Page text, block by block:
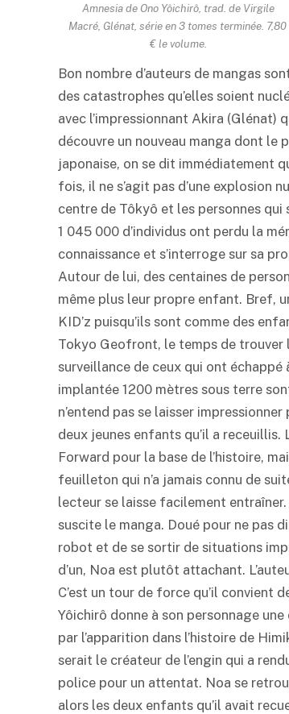
Amnesiade Ono Yôichirô, trad. de Virgile
Macré, Glénat, série en 3 tomes terminée. 7,80
€ le volume.
Bon nombre d’auteurs de mangas
des catastrophes qu’elles soient
avec l’impressionnant Akira (Glénat)
découvre un nouveau manga dont
japonaise, on se dit immédiatement
fois, il ne s’agit pas d’une explosion
centre de Tôkyô et les personnes qui
1 045 000 d’individus ont perdu la
connaissance et s’interroge sur sa
Autour de lui, des centaines de
même plus leur propre enfant. Bref,
KID’z puisqu’ils sont comme des
Tokyo Geofront, le temps de trouver
surveillance de ceux qui ont
implantée 1200 mètres sous terre
n’entend pas se laisser
deux jeunes enfants qu’il a
Forward pour la base de l’histoire,
feuilleton qui n’a jamais connu de
lecteur se laisse facilement
suscite le manga. Doué pour ne pas
robot et de se sortir de situations
d’un, Noa est plutôt attachant.
C’est un tour de force qu’il convient
Yôichirô donne à son personnage
par l’apparition dans l’histoire de
serait le créateur de l’engin qui a
police pour un attentat. Noa se
alors les deux enfants qu’il avait